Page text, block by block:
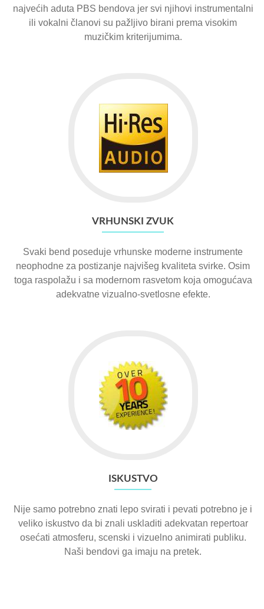
najvećih aduta PBS bendova jer svi njihovi instrumentalni
ili vokalni članovi su pažljivo birani prema visokim
muzičkim kriterijumima.
VRHUNSKI ZVUK
Svaki bend poseduje vrhunske moderne instrumente
neophodne za postizanje najvišeg kvaliteta svirke. Osim
toga raspolažu i sa modernom rasvetom koja omogućava
adekvatne vizualno-svetlosne efekte.
ISKUSTVO
Nije samo potrebno znati lepo svirati i pevati potrebno je i
veliko iskustvo da bi znali uskladiti adekvatan repertoar
osećati atmosferu, scenski i vizuelno animirati publiku.
Naši bendovi ga imaju na pretek.